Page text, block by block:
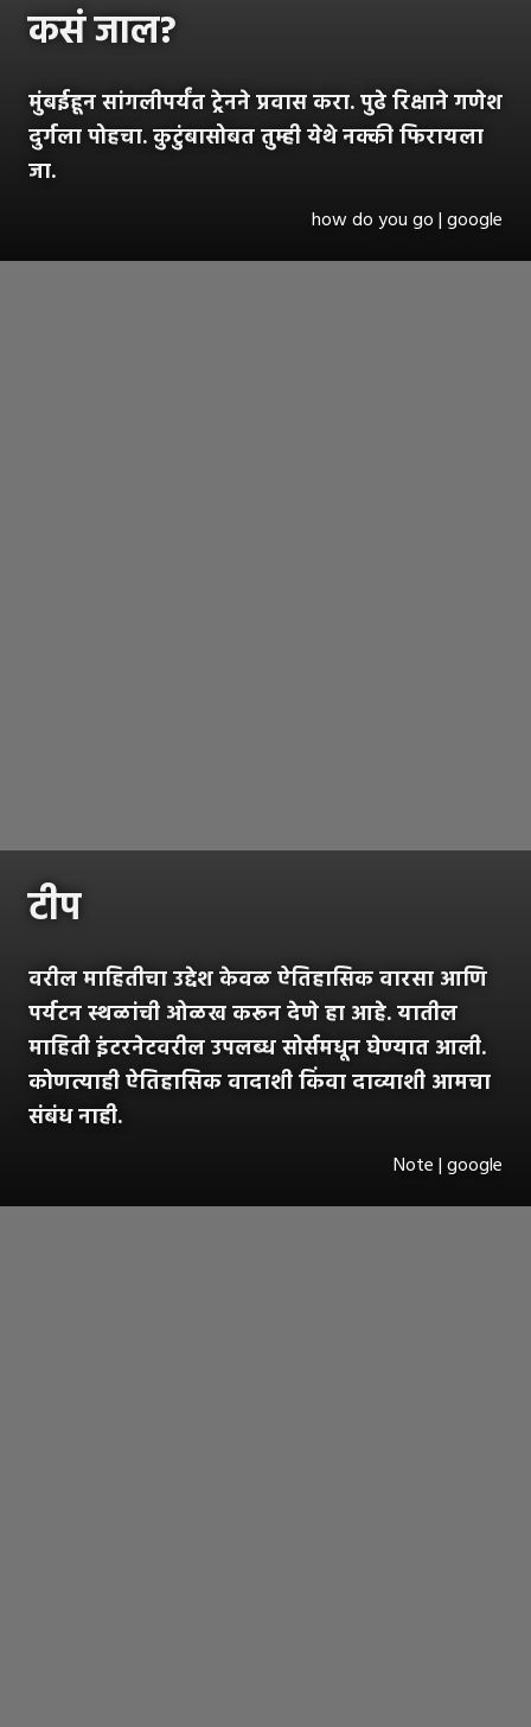
कसं जाल?
मुंबईहून सांगलीपर्यंत ट्रेनने प्रवास करा. पुढे रिक्षाने गणेश
दुर्गला पोहचा. कुटुंबासोबत तुम्ही येथे नक्की फिरायला
जा.
how do you go | google
टीप
वरील माहितीचा उद्देश केवळ ऐतिहासिक वारसा आणि
पर्यटन स्थळांची ओळख करून देणे हा आहे. यातील
माहिती इंटरनेटवरील उपलब्ध सोर्समधून घेण्यात आली.
कोणत्याही ऐतिहासिक वादाशी किंवा दाव्याशी आमचा
संबंध नाही.
Note | google